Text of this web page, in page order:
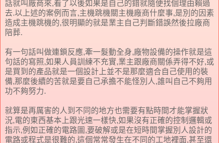
話就叫廠商來,看了以後如果是自己的錯就隨便找個理由賴過
去.以上述的案例而言,主機跳機關主機廠商什麼事,是別的因素
造成主機跳機的,很明顯的就是業主自己判斷錯誤然後拉廠商
陪葬.
有一句話叫做連鎖反應,牽一髮動全身,廠物設備的操作就是這
句話的寫照,如果人員訓練不充實,業主跟廠商關係弄得不好,或
是買到的產品就是一個設計上並不是那麼適合自己使用的裝
備,那麼後續的苦就是要自己承擔不能怪別人,誰叫自己不夠用
功不夠努力.
就算是再厲害的人到不同的地方也需要有點時間才能掌握狀
況,電的東西基本上跟光速一樣快,如果沒有正確的控制邏輯或
指示,例如正確的電路圖,要破解或是在短時間掌握別人設計的
電路或程式是很難的,這個常常發生在不同的工地裡面,甚至還